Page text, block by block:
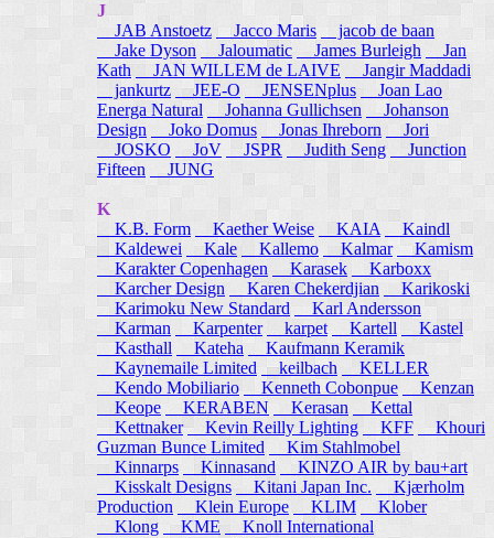
J
JAB Anstoetz
Jacco Maris
jacob de baan
Jake Dyson
Jaloumatic James Burleigh
Jan
Kath
JAN WILLEM de LAIVE
Jangir Maddadi
jankurtz JEE-O JENSENplus
Joan Lao
Energa Natural
Johanna Gullichsen
Johanson
Design
Joko Domus Jonas Ihreborn
Jori
JOSKO
JoV JSPR Judith Seng
Junction
Fifteen
JUNG
K
K.B. Form
Kaether Weise KAIA
Kaindl
Kaldewei
Kale Kallemo Kalmar
Kamism
Karakter Copenhagen
Karasek
Karboxx
Karcher Design
Karen Chekerdjian
Karikoski
Karimoku New Standard
Karl Andersson
Karman
Karpenter karpet Kartell
Kastel
Kasthall
Kateha
Kaufmann Keramik
Kaynemaile Limited keilbach
KELLER
Kendo Mobiliario
Kenneth Cobonpue
Kenzan
Keope
KERABEN Kerasan
Kettal
Kettnaker Kevin Reilly Lighting KFF
Khouri
Guzman Bunce Limited
Kim Stahlmobel
Kinnarps
Kinnasand
KINZO AIR by bau+art
Kisskalt Designs
Kitani Japan Inc.
Kjærholm
Production
Klein Europe KLIM
Klober
Klong
KME
Knoll International